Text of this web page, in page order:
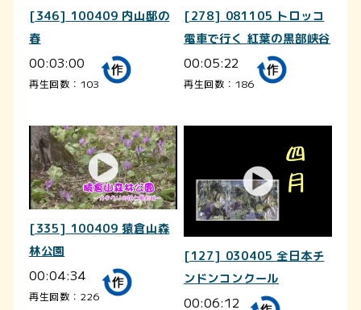
[346] 100409 内山邸の
春
00:03:00
再生回数：103
[278] 081105 トロッコ
電車で行く 紅葉の黒部峡谷
00:05:22
再生回数：186
[335] 100409 猿倉山森
林公園
00:04:34
再生回数：226
[127] 030405 全日本チ
ンドンコンクール
00:06:12